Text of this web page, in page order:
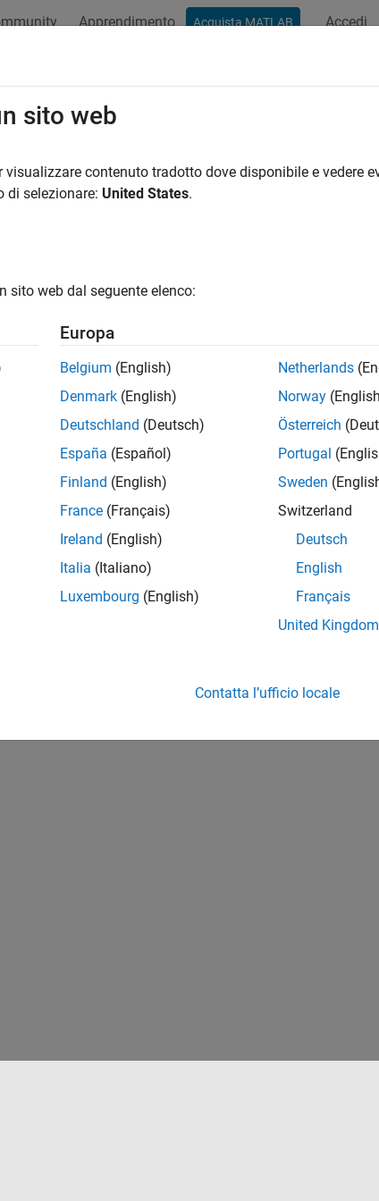
Apprendimento Acquista MATLAB Accedi
sito web
visualizzare contenuto tradotto dove disponibile e vedere
di selezionare: United States.
sito web dal seguente elenco:
Europa
Belgium (English)
Denmark (English)
Deutschland (Deutsch)
España (Español)
Finland (English)
France (Français)
Ireland (English)
Italia (Italiano)
Luxembourg (English)
Netherlands
Norway
Österreich
Portugal
Sweden
Switzerland
Deutsch
English
Français
United Kingdom
Contatta l’ufficio locale